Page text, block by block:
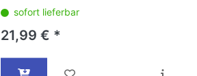
sofort lieferbar
21,99 € *